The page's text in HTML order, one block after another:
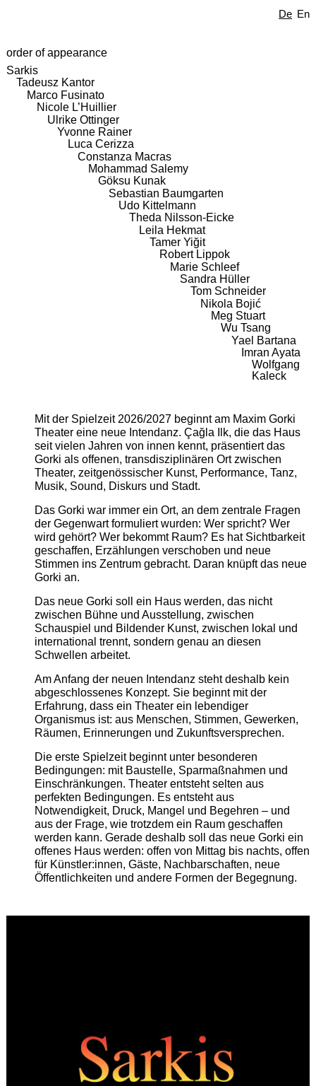
De En
order of appearance
Sarkis
Tadeusz Kantor
Marco Fusinato
Nicole L’Huillier
Ulrike Ottinger
Yvonne Rainer
Luca Cerizza
Constanza Macras
Mohammad Salemy
Göksu Kunak
Sebastian Baumgarten
Udo Kittelmann
Theda Nilsson-Eicke
Leila Hekmat
Tamer Yiğit
Robert Lippok
Marie Schleef
Sandra Hüller
Tom Schneider
Nikola Bojić
Meg Stuart
Wu Tsang
Yael Bartana
Imran Ayata
Wolfgang
Kaleck
Mit der Spielzeit 2026/2027 beginnt am Maxim Gorki
Theater eine neue Intendanz. Çağla Ilk, die das Haus
seit vielen Jahren von innen kennt, präsentiert das
Gorki als offenen, transdisziplinären Ort zwischen
Theater, zeitgenössischer Kunst, Performance, Tanz,
Musik, Sound, Diskurs und Stadt.
Das Gorki war immer ein Ort, an dem zentrale Fragen
der Gegenwart formuliert wurden: Wer spricht? Wer
wird gehört? Wer bekommt Raum? Es hat Sichtbarkeit
geschaffen, Erzählungen verschoben und neue
Stimmen ins Zentrum gebracht. Daran knüpft das neue
Gorki an.
Das neue Gorki soll ein Haus werden, das nicht
zwischen Bühne und Ausstellung, zwischen
Schauspiel und Bildender Kunst, zwischen lokal und
international trennt, sondern genau an diesen
Schwellen arbeitet.
Am Anfang der neuen Intendanz steht deshalb kein
abgeschlossenes Konzept. Sie beginnt mit der
Erfahrung, dass ein Theater ein lebendiger
Organismus ist: aus Menschen, Stimmen, Gewerken,
Räumen, Erinnerungen und Zukunftsversprechen.
Die erste Spielzeit beginnt unter besonderen
Bedingungen: mit Baustelle, Sparmaßnahmen und
Einschränkungen. Theater entsteht selten aus
perfekten Bedingungen. Es entsteht aus
Notwendigkeit, Druck, Mangel und Begehren – und
aus der Frage, wie trotzdem ein Raum geschaffen
werden kann. Gerade deshalb soll das neue Gorki ein
offenes Haus werden: offen von Mittag bis nachts, offen
für Künstler:innen, Gäste, Nachbarschaften, neue
Öffentlichkeiten und andere Formen der Begegnung.